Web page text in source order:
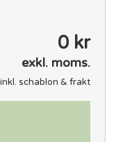
0 kr
exkl. moms.
inkl. schablon & frakt